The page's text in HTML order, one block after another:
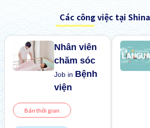
Các công việc tại
Nhân viên
chăm sóc
Job in Bệnh
viện
Bán thời gian